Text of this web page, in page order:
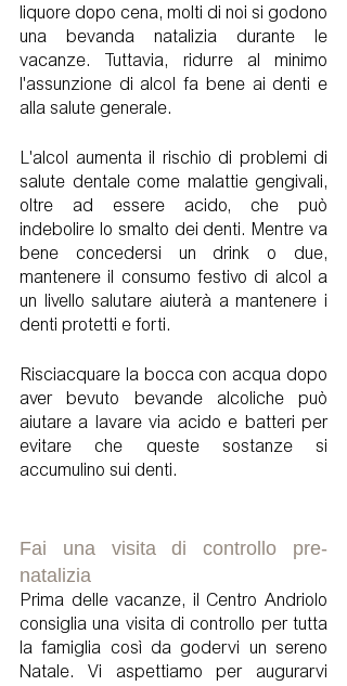
liquore dopo cena, molti di noi si godono
una bevanda natalizia durante le
vacanze. Tuttavia, ridurre al minimo
l'assunzione di alcol fa bene ai denti e
alla salute generale.
L'alcol aumenta il rischio di problemi di
salute dentale come malattie gengivali,
oltre ad essere acido, che può
indebolire lo smalto dei denti. Mentre va
bene concedersi un drink o due,
mantenere il consumo festivo di alcol a
un livello salutare aiuterà a mantenere i
denti protetti e forti.
Risciacquare la bocca con acqua dopo
aver bevuto bevande alcoliche può
aiutare a lavare via acido e batteri per
evitare che queste sostanze si
accumulino sui denti.
Fai una visita di controllo pre-
natalizia
Prima delle vacanze, il Centro Andriolo
consiglia una visita di controllo per tutta
la famiglia così da godervi un sereno
Natale. Vi aspettiamo per augurarvi